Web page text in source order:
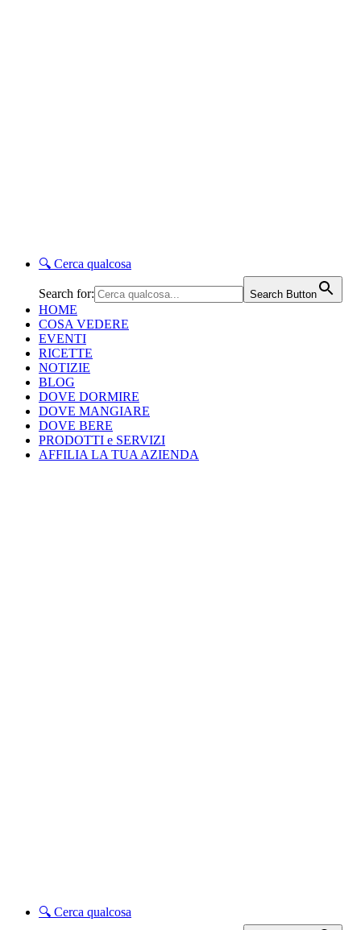
🔍 Cerca qualcosa
Search for: Search Button
HOME
COSA VEDERE
EVENTI
RICETTE
NOTIZIE
BLOG
DOVE DORMIRE
DOVE MANGIARE
DOVE BERE
PRODOTTI e SERVIZI
AFFILIA LA TUA AZIENDA
🔍 Cerca qualcosa